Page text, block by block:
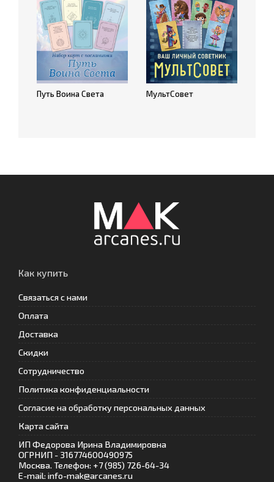
Путь Воина Света МультСовет
Как купить
Связаться с нами
Оплата
Доставка
Скидки
Сотрудничество
Политика конфиденциальности
Согласие на обработку персональных данных
Карта сайта
ИП Федорова Ирина Владимировна
ОГРНИП - 316774600490975
Москва. Телефон: +7 (985) 726-64-34
E-mail: info-mak@arcanes.ru